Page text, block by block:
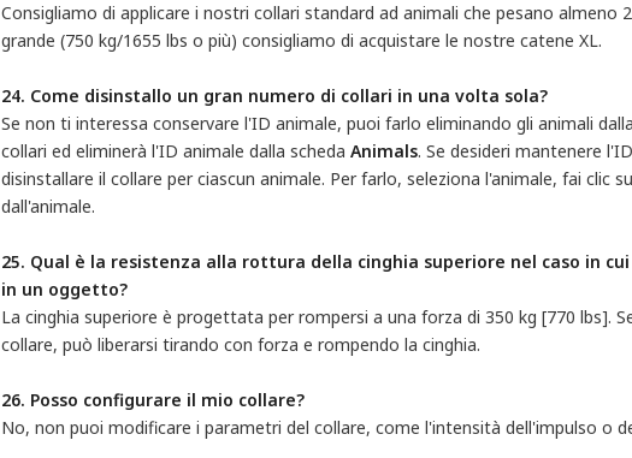
Consigliamo di applicare i nostri collari standard ad animali che pesano almeno
grande (750 kg/1655 lbs o più) consigliamo di acquistare le nostre catene XL.
24. Come disinstallo un gran numero di collari in una volta sola?
Se non ti interessa conservare l'ID animale, puoi farlo eliminando gli animali
collari ed eliminerà l'ID animale dalla scheda Animals. Se desideri mantenere
disinstallare il collare per ciascun animale. Per farlo, seleziona l'animale, fai clic su
dall'animale.
25. Qual è la resistenza alla rottura della cinghia superiore nel caso in
in un oggetto?
La cinghia superiore è progettata per rompersi a una forza di 350 kg [770 lbs].
collare, può liberarsi tirando con forza e rompendo la cinghia.
26. Posso configurare il mio collare?
No, non puoi modificare i parametri del collare, come l'intensità dell'impulso o